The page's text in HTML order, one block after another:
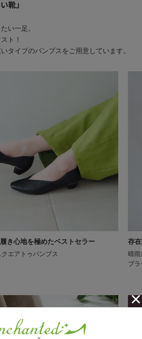
靴」
い一足。
ト！
タイプのパンプスをご用意しています。
き心地を極めたベストセラー
エアトゥパンプス
存
晴雨
ブ